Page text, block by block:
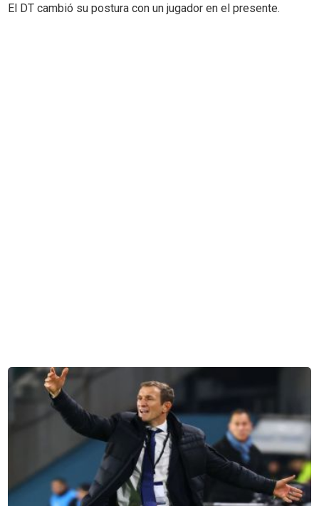
El DT cambió su postura con un jugador en el presente.